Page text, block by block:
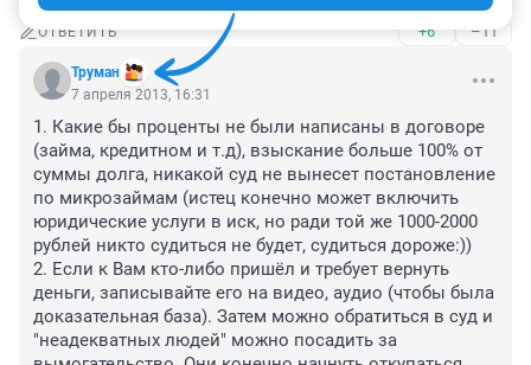
ОТВЕТИТЬ +6 –11
Труман
7 апреля 2013, 16:31
1. Какие бы проценты не были написаны в договоре
(займа, кредитном и т.д), взыскание больше 100% от
суммы долга, никакой суд не вынесет постановление
по микрозаймам (истец конечно может включить
юридические услуги в иск, но ради той же 1000-2000
рублей никто судиться не будет, судиться дороже:))
2. Если к Вам кто-либо пришёл и требует вернуть
деньги, записывайте его на видео, аудио (чтобы была
доказательная база). Затем можно обратиться в суд и
"неадекватных людей" можно посадить за